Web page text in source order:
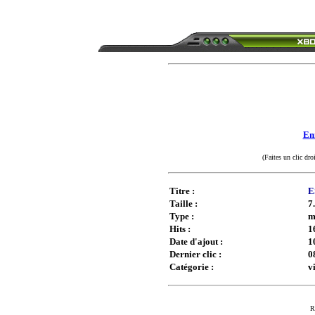
(Faites un clic
Titre :
Taille :
Type :
Hits :
Date d'ajout :
Dernier clic :
Catégorie :